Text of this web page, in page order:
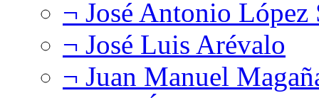
¬ José Antonio López
¬ José Luis Arévalo
¬ Juan Manuel